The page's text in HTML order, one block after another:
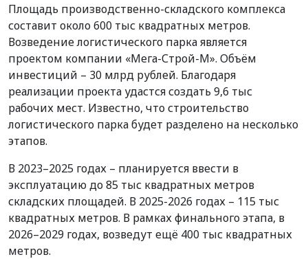
Площадь производственно-складского комплекса
составит около 600 тыс квадратных метров.
Возведение логистического парка является
проектом компании «Мега-Строй-М». Объём
инвестиций – 30 млрд рублей. Благодаря
реализации проекта удастся создать 9,6 тыс
рабочих мест. Известно, что строительство
логистического парка будет разделено на несколько
этапов.
В 2023–2025 годах – планируется ввести в
эксплуатацию до 85 тыс квадратных метров
складских площадей. В 2025-2026 годах – 115 тыс
квадратных метров. В рамках финального этапа, в
2026–2029 годах, возведут ещё 400 тыс квадратных
метров.